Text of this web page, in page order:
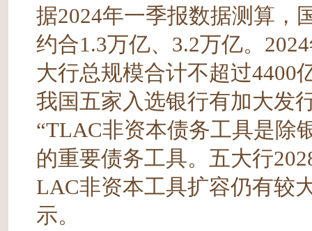
据2024年一季报数据测算，
约合1.3万亿、3.2万亿。
大行总规模合计不超过4400
我国五家入选银行有加大发
“TLAC非资本债务工具是除
的重要债务工具。五大行
LAC非资本工具扩容仍有较
示。